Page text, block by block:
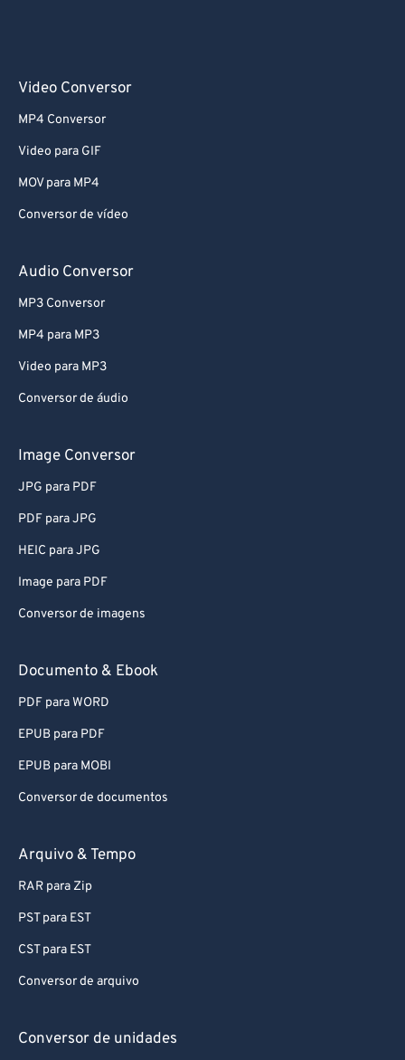
Video Conversor
MP4 Conversor
Video para GIF
MOV para MP4
Conversor de vídeo
Audio Conversor
MP3 Conversor
MP4 para MP3
Video para MP3
Conversor de áudio
Image Conversor
JPG para PDF
PDF para JPG
HEIC para JPG
Image para PDF
Conversor de imagens
Documento & Ebook
PDF para WORD
EPUB para PDF
EPUB para MOBI
Conversor de documentos
Arquivo & Tempo
RAR para Zip
PST para EST
CST para EST
Conversor de arquivo
Conversor de unidades